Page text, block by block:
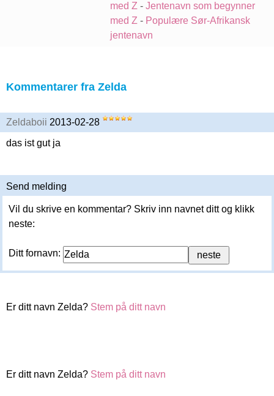
med Z - Jentenavn som begynner
med Z - Populære Sør-Afrikansk
jentenavn
Kommentarer fra Zelda
Zeldaboii 2013-02-28
das ist gut ja
Send melding
Vil du skrive en kommentar? Skriv inn navnet ditt og klikk
neste:
Ditt fornavn:
Er ditt navn Zelda? Stem på ditt navn
Er ditt navn Zelda? Stem på ditt navn